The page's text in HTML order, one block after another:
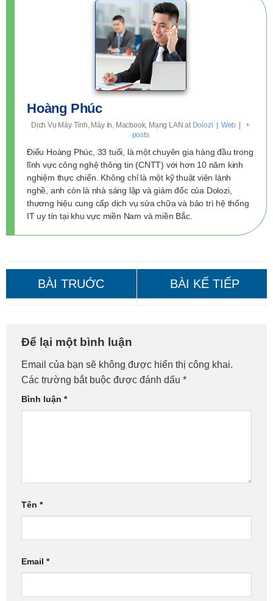
Hoàng Phúc
Dịch Vụ Máy Tính, Máy In, Macbook, Mạng LAN at Dolozi | Web |
+
posts
Điểu Hoàng Phúc, 33 tuổi, là một chuyên gia hàng đầu trong
lĩnh vực công nghệ thông tin (CNTT) với hơn 10 năm kinh
nghiệm thực chiến. Không chỉ là một kỹ thuật viên lành
nghề, anh còn là nhà sáng lập và giám đốc của Dolozi,
thương hiệu cung cấp dịch vụ sửa chữa và bảo trì hệ thống
IT uy tín tại khu vực miền Nam và miền Bắc.
Thạch Thất – Gọi Là Có Mặt!
Để lại một bình luận
Email của bạn sẽ không được hiển thị công khai.
Các trường bắt buộc được đánh dấu *
Bình luận *
Tên *
Email *